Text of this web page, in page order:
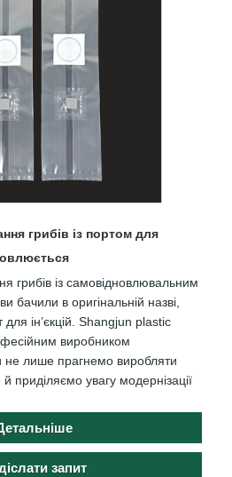
грибів із портом для
грибів із самовідновлювальним
бачили в оригінальній назві,
ін’єкцій. Shangjun plastic
виробником
не лише прагнемо виробляти
й приділяємо увагу модернізації
запит